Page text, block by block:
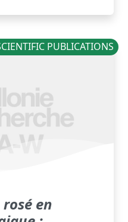
PUBLICATIONS
en